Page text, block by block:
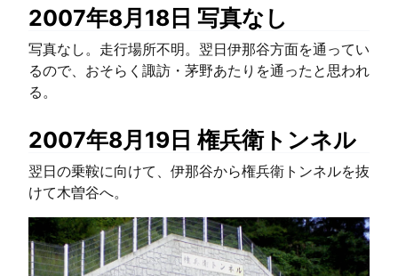
2007年8月18日 写真なし
写真なし。走行場所不明。翌日伊那谷方面を通ってい
るので、おそらく諏訪・茅野あたりを通ったと思われ
る。
2007年8月19日 権兵衛トンネル
翌日の乗鞍に向けて、伊那谷から権兵衛トンネルを抜
けて木曽谷へ。